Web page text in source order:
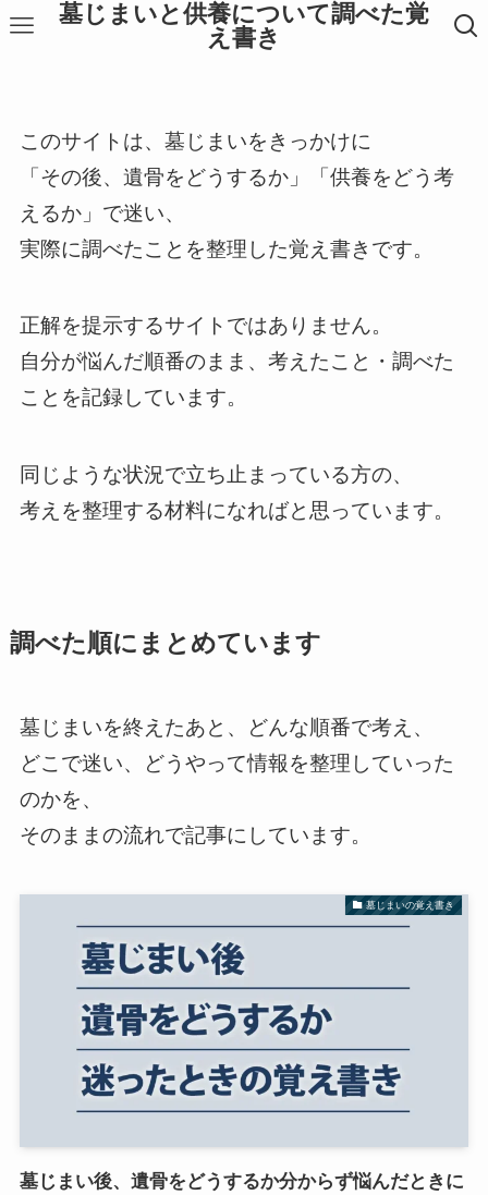
墓じまいと供養について調べた覚
え書き
このサイトは、墓じまいをきっかけに
「その後、遺骨をどうするか」「供養をどう考
えるか」で迷い、
実際に調べたことを整理した覚え書きです。
正解を提示するサイトではありません。
自分が悩んだ順番のまま、考えたこと・調べた
ことを記録しています。
同じような状況で立ち止まっている方の、
考えを整理する材料になればと思っています。
調べた順にまとめています
墓じまいを終えたあと、どんな順番で考え、
どこで迷い、どうやって情報を整理していった
のかを、
そのままの流れで記事にしています。
墓じまいの覚え書き
墓じまい後、遺骨をどうするか分からず悩んだときに